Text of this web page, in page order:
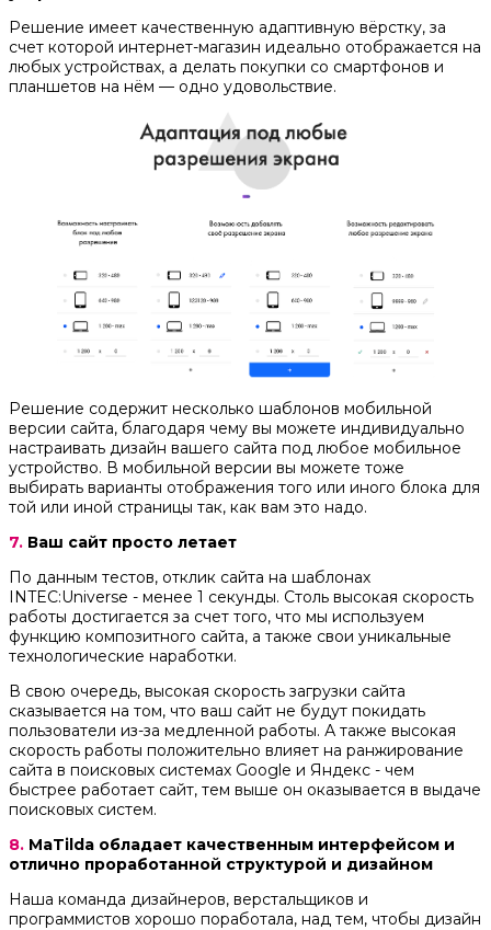
Решение имеет качественную адаптивную вёрстку, за
счет которой интернет-магазин идеально отображается на
любых устройствах, а делать покупки со смартфонов и
планшетов на нём — одно удовольствие.
Решение содержит несколько шаблонов мобильной
версии сайта, благодаря чему вы можете индивидуально
настраивать дизайн вашего сайта под любое мобильное
устройство. В мобильной версии вы можете тоже
выбирать варианты отображения того или иного блока для
той или иной страницы так, как вам это надо.
7. Ваш сайт просто летает
По данным тестов, отклик сайта на шаблонах
INTEC:Universe - менее 1 секунды. Столь высокая скорость
работы достигается за счет того, что мы используем
функцию композитного сайта, а также свои уникальные
технологические наработки.
В свою очередь, высокая скорость загрузки сайта
сказывается на том, что ваш сайт не будут покидать
пользователи из-за медленной работы. А также высокая
скорость работы положительно влияет на ранжирование
сайта в поисковых системах Google и Яндекс - чем
быстрее работает сайт, тем выше он оказывается в выдаче
поисковых систем.
8. MaTilda обладает качественным интерфейсом и
отлично проработанной структурой и дизайном
Наша команда дизайнеров, верстальщиков и
программистов хорошо поработала, над тем, чтобы дизайн